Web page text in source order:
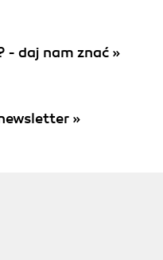
- daj nam znać »
»